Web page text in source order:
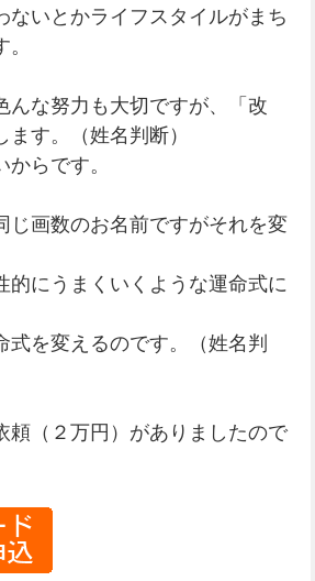
ないとかライフスタイルがまち
んな努力も大切ですが、「改
す。（姓名判断）
らです。
じ画数のお名前ですがそれを変
的にうまくいくような運命式に
式を変えるのです。（姓名判
頼（２万円）がありましたので